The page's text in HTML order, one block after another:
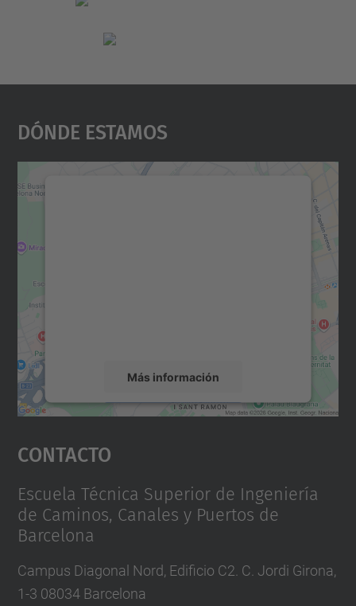
Dónde Estamos
Más información
Aceptar
powered by
Contacto
Escuela Técnica Superior de Ingeniería
de Caminos, Canales y Puertos de
Barcelona
Campus Diagonal Nord, Edificio C2. C. Jordi Girona,
1-3 08034 Barcelona